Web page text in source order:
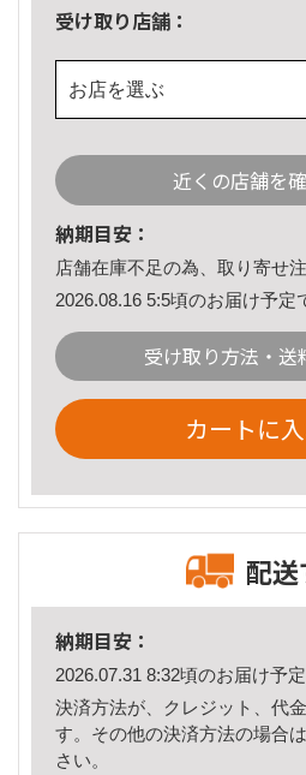
受け取り店舗：
お店を選ぶ
近くの店舗を
納期目安：
店舗在庫不足の為、取り寄せ
2026.08.16 5:5頃のお届け予定
受け取り方法・送
カートに
配送
納期目安：
2026.07.31 8:32頃のお届け予定
決済方法が、クレジット、代
す。その他の決済方法の場合は
さい。